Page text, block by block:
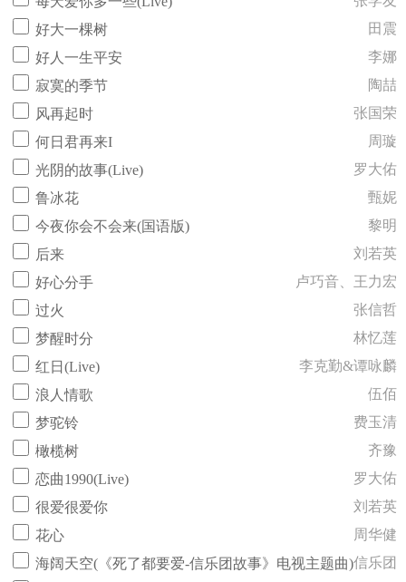
好大一棵树
田震
好人一生平安
李娜
寂寞的季节
陶喆
风再起时
张国荣
何日君再来I
周璇
光阴的故事(Live)
罗大佑
鲁冰花
甄妮
今夜你会不会来(国语版)
黎明
后来
刘若英
好心分手
卢巧音、王力宏
过火
张信哲
梦醒时分
林忆莲
红日(Live)
李克勤&谭咏麟
浪人情歌
伍佰
梦驼铃
费玉清
橄榄树
齐豫
恋曲1990(Live)
罗大佑
很爱很爱你
刘若英
花心
周华健
海阔天空(《死了都要爱-信乐团故事》电视主题曲)信乐团